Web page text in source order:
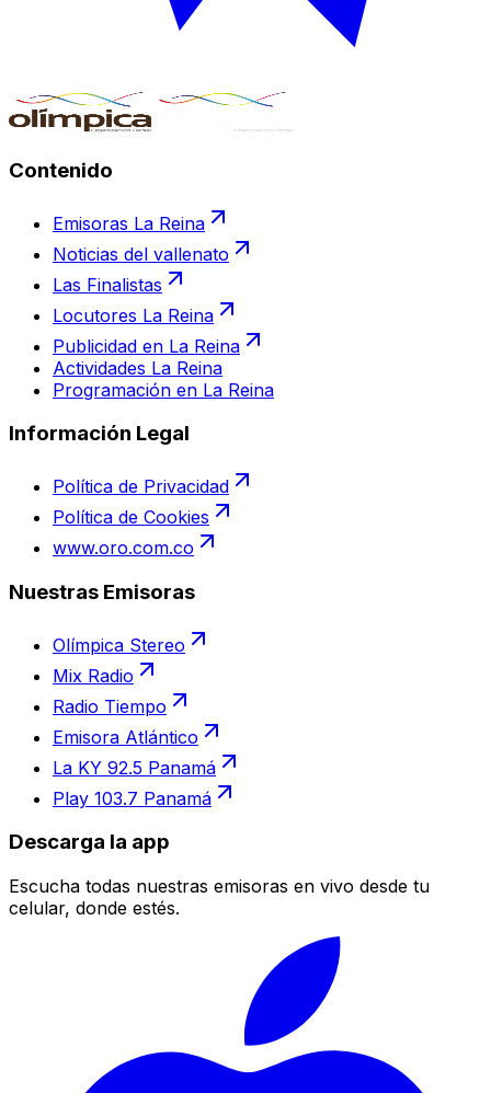
Contenido
Emisoras La Reina
Noticias del vallenato
Las Finalistas
Locutores La Reina
Publicidad en La Reina
Actividades La Reina
Programación en La Reina
Información Legal
Política de Privacidad
Política de Cookies
www.oro.com.co
Nuestras Emisoras
Olímpica Stereo
Mix Radio
Radio Tiempo
Emisora Atlántico
La KY 92.5 Panamá
Play 103.7 Panamá
Descarga la app
Escucha todas nuestras emisoras en vivo desde tu
celular, donde estés.